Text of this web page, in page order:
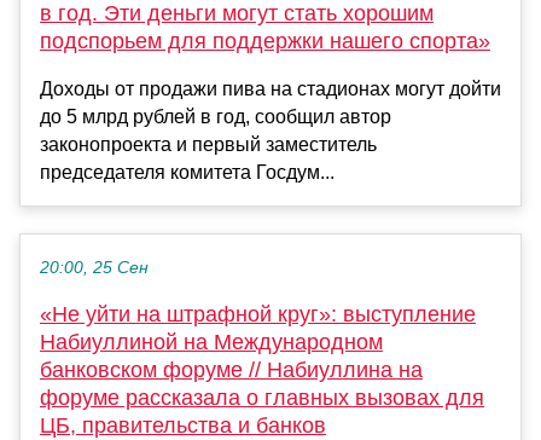
в год. Эти деньги могут стать хорошим
подспорьем для поддержки нашего спорта»
Доходы от продажи пива на стадионах могут дойти
до 5 млрд рублей в год, сообщил автор
законопроекта и первый заместитель
председателя комитета Госдум...
20:00, 25 Сен
«Не уйти на штрафной круг»: выступление
Набиуллиной на Международном
банковском форуме // Набиуллина на
форуме рассказала о главных вызовах для
ЦБ, правительства и банков